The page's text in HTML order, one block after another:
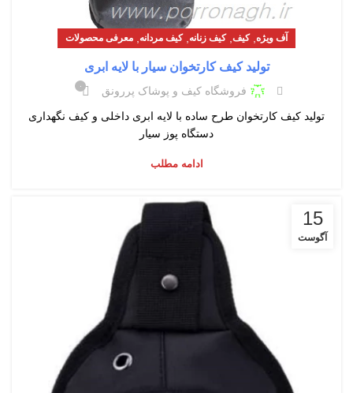
آف ویژه ,کیف ,کیف زنانه ,کیف مردانه معرفی محصولات
تولید کیف کارتخوان سیار با لایه ابری
فروشگاه کیف و پوشاک پررونق ۰
تولید کیف کارتخوان طرح ساده با لایه ابری داخلی و کیف نگهداری
دستگاه پوز سیار
ادامه مطلب
15
آگوست